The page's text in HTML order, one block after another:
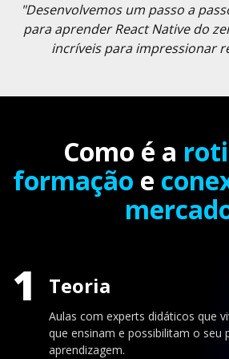
"Desenvolvemos um passo a
para aprender React Native do
incríveis para impressionar
Como é a
formação e
1 Teoria
Aulas com experts didáticos que
que ensinam e possibilitam o seu
aprendizagem.